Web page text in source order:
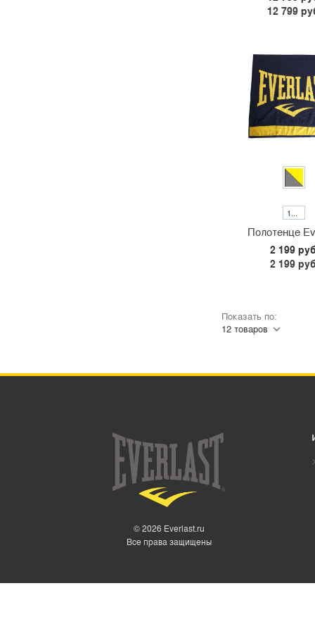
12 799
Полотенце
2 199
2 199
Показать по:
© 2026 Everlast.ru
Все права защищены